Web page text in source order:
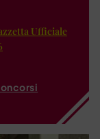
Ufficiale